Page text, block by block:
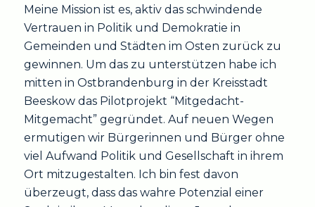
Meine Mission ist es, aktiv das schwindende
Vertrauen in Politik und Demokratie in
Gemeinden und Städten im Osten zurück zu
gewinnen. Um das zu unterstützen habe ich
mitten in Ostbrandenburg in der Kreisstadt
Beeskow das Pilotprojekt “Mitgedacht-
Mitgemacht” gegründet. Auf neuen Wegen
ermutigen wir Bürgerinnen und Bürger ohne
viel Aufwand Politik und Gesellschaft in ihrem
Ort mitzugestalten. Ich bin fest davon
überzeugt, dass das wahre Potenzial einer